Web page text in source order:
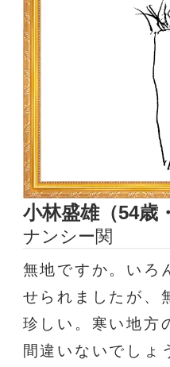
小林盛雄（54歳
ナンシー関
無地ですか。いろ
せられましたが、
珍しい。寒い地方
間違いないでしょ